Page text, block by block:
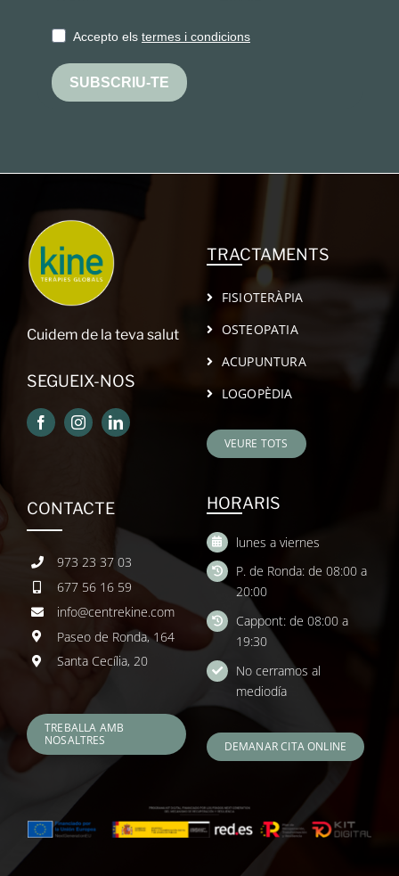
Accepto els termes i condicions
SUBSCRIU-TE
Cuidem de la teva salut
SEGUEIX-NOS
TRACTAMENTS
FISIOTERÀPIA
OSTEOPATIA
ACUPUNTURA
LOGOPÈDIA
VEURE TOTS
CONTACTE
973 23 37 03
677 56 16 59
info@centrekine.com
Paseo de Ronda, 164
Santa Cecília, 20
TREBALLA AMB
NOSALTRES
HORARIS
lunes a viernes
P. de Ronda: de 08:00 a
20:00
Cappont: de 08:00 a
19:30
No cerramos al
mediodía
DEMANAR CITA ONLINE